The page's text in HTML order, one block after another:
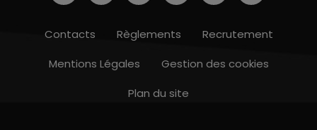
16h00 - 20h00
Contacts Règlements
Recrutement
Mentions Légales
Gestion des cookies
Plan du site